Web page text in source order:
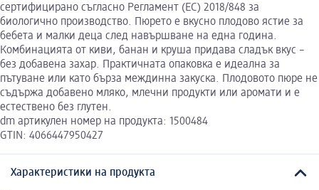
сертифицирано съгласно Регламент (ЕС) 2018/848 за
биологично производство. Пюрето е вкусно плодово ястие за
бебета и малки деца след навършване на една година.
Комбинацията от киви, банан и круша придава сладък вкус –
без добавена захар. Практичната опаковка е идеална за
пътуване или като бърза междинна закуска. Плодовото пюре не
съдържа добавено мляко, млечни продукти или аромати и е
естествено без глутен.
dm артикулен номер на продукта: 1500484
GTIN: 4066447950427
Характеристики на продукта